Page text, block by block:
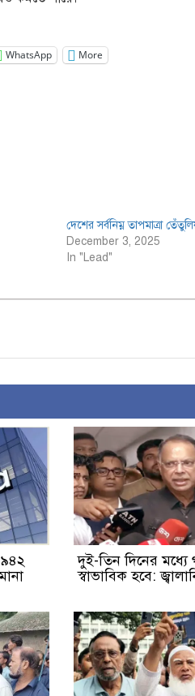
WhatsApp More
দেশের সর্বনিম্ন তাপমাত্রা
December 3, 2025
In "Lead"
দুই-তিন দিনের মধ্যে
স্বাভাবিক হবে: